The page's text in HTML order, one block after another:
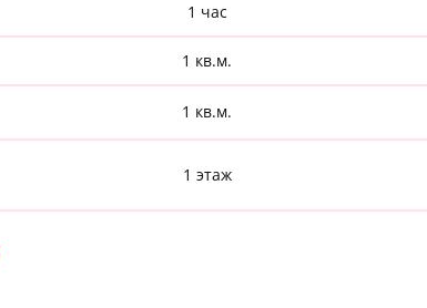
1 час
1 кв.м.
1 кв.м.
1 этаж